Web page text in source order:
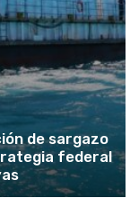
de sargazo
federal